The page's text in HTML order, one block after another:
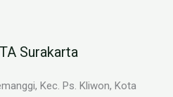
Surakarta
Kec. Ps. Kliwon, Kota